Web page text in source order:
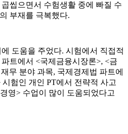
씹으면서 수험생활 중에 빠질 수
부재를 극복했다.
도움을 주었다. 시험에서 직접적
트에서 <국제금융시장론>, <금
무 분야 과목, 국제경제법 파트에
험인 개인 PT에서 전략적 사고
영> 수업이 많이 도움되었다고